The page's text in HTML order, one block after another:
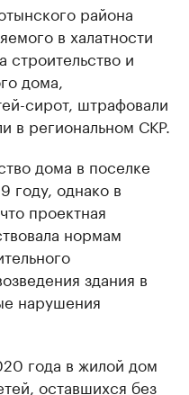
района
в халатности
и
дома,
сирот, штрафовали
в региональном СКР.
дома в поселке
году, однако в
проектная
нормам
здания в
нарушения
года в жилой дом
оставшихся без